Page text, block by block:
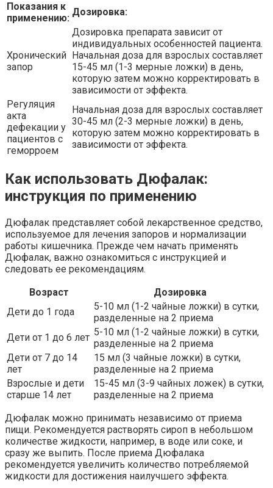
Показания к
применению:
Дозировка:
Хронический
запор
Дозировка препарата зависит от
индивидуальных особенностей пациента.
Начальная доза для взрослых составляет
15-45 мл (1-3 мерные ложки) в день,
которую затем можно корректировать в
зависимости от эффекта.
Регуляция
акта
дефекации у
пациентов с
геморроем
Начальная доза для взрослых составляет
30-45 мл (2-3 мерные ложки) в день,
которую затем можно корректировать в
зависимости от эффекта.
Как использовать Дюфалак:
инструкция по применению
Дюфалак представляет собой лекарственное средство,
используемое для лечения запоров и нормализации
работы кишечника. Прежде чем начать применять
Дюфалак, важно ознакомиться с инструкцией и
следовать ее рекомендациям.
Возраст
Дозировка
Дети до 1 года
5-10 мл (1-2 чайные ложки) в сутки,
разделенные на 2 приема
Дети от 1 до 6 лет 5-10 мл (1-2 чайные ложки) в сутки,
разделенные на 2 приема
Дети от 7 до 14
лет
15 мл (3 чайные ложки) в сутки,
разделенные на 2 приема
Взрослые и дети
старше 14 лет
15-45 мл (3-9 чайных ложек) в сутки,
разделенные на 2 приема
Дюфалак можно принимать независимо от приема
пищи. Рекомендуется растворять сироп в небольшом
количестве жидкости, например, в воде или соке, и
сразу же выпить. После приема Дюфалака
рекомендуется увеличить количество потребляемой
жидкости для достижения наилучшего эффекта.